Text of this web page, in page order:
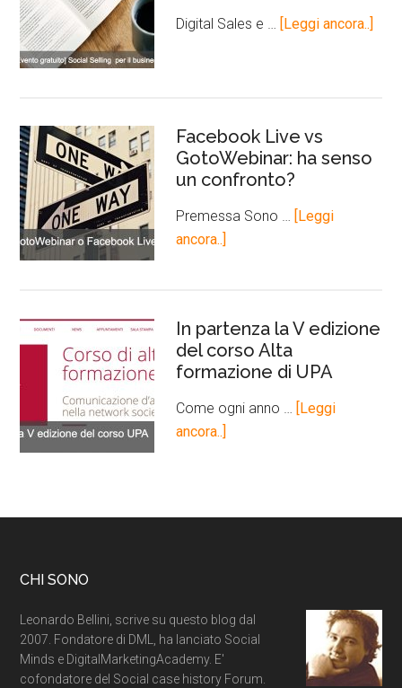
Digital Sales e … [Leggi ancora..]
Facebook Live vs
GotoWebinar: ha senso
un confronto?
Premessa Sono …
[Leggi
ancora..]
In partenza la V edizione
del corso Alta
formazione di UPA
Come ogni anno …
[Leggi
ancora..]
CHI SONO
Leonardo Bellini, scrive su questo blog dal
2007. Fondatore di DML, ha lanciato Social
Minds e DigitalMarketingAcademy. E'
cofondatore del Social case history Forum.